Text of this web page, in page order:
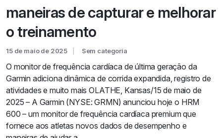
maneiras de capturar e melhorar
o treinamento
15 de maio de 2025 Sem categoria
O monitor de frequência cardíaca de última geração da
Garmin adiciona dinâmica de corrida expandida, registro de
atividades e muito mais OLATHE, Kansas/15 de maio de
2025 – A Garmin (NYSE: GRMN) anunciou hoje o HRM
600 – um monitor de frequência cardíaca premium que
fornece aos atletas novos dados de desempenho e